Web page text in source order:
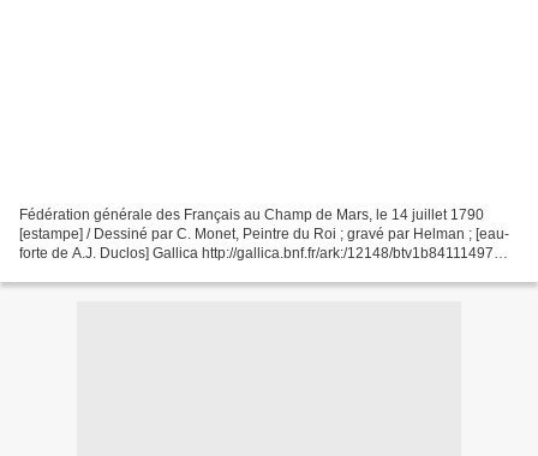
Fédération générale des Français au Champ de Mars, le 14 juillet 1790
[estampe] / Dessiné par C. Monet, Peintre du Roi ; gravé par Helman ; [eau-
forte de A.J. Duclos] Gallica http://gallica.bnf.fr/ark:/12148/btv1b84111497